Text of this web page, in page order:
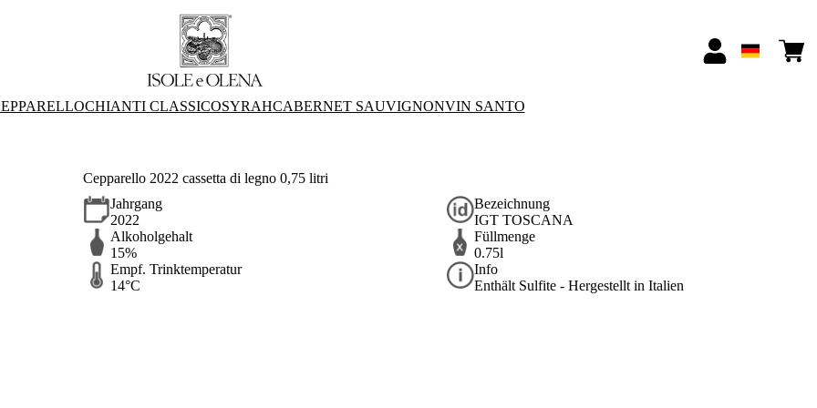
CHIANTI CLASSICOSYRAHCABERNET SAUVIGNONVIN SANTO
Cepparello 2022 cassetta di legno 0,75 litri
Jahrgang
2022
Bezeichnung
IGT TOSCANA
Alkoholgehalt
15%
Füllmenge
0.75l
Empf. Trinktemperatur
14°C
Info
Enthält Sulfite - Hergestellt in Italien